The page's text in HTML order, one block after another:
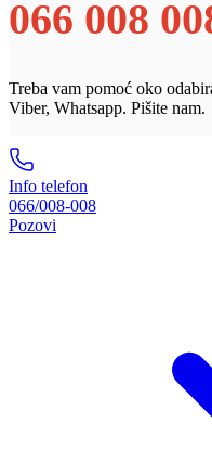
066 008
Treba vam pomoć oko
Viber, Whatsapp. Pišite nam.
Info telefon
066/008-008
Pozovi